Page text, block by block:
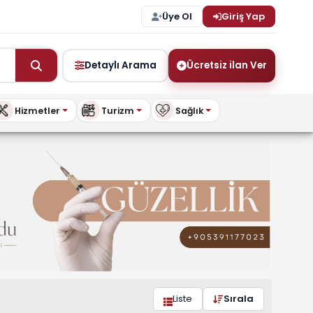
Üye Ol Giriş Yap
Detaylı Arama Ücretsiz ilan Ver
Hizmetler Turizm Sağlık
Liste Sırala